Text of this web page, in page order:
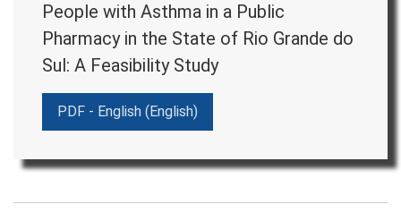
ESCOPO
publica trabalhos nos campos da Assistência
Farmacêutica, da Avaliação de Tecnologias em Saúde e da
Farmacoeconomia entendidos como:
No campo daAssistência Farmacêutica, se inserem
as questões que envolvem as áreas da Política de
People with Asthma in a Public
Pharmacy in the State of Rio Grande do
Sul: A Feasibility Study
PDF - English (English)